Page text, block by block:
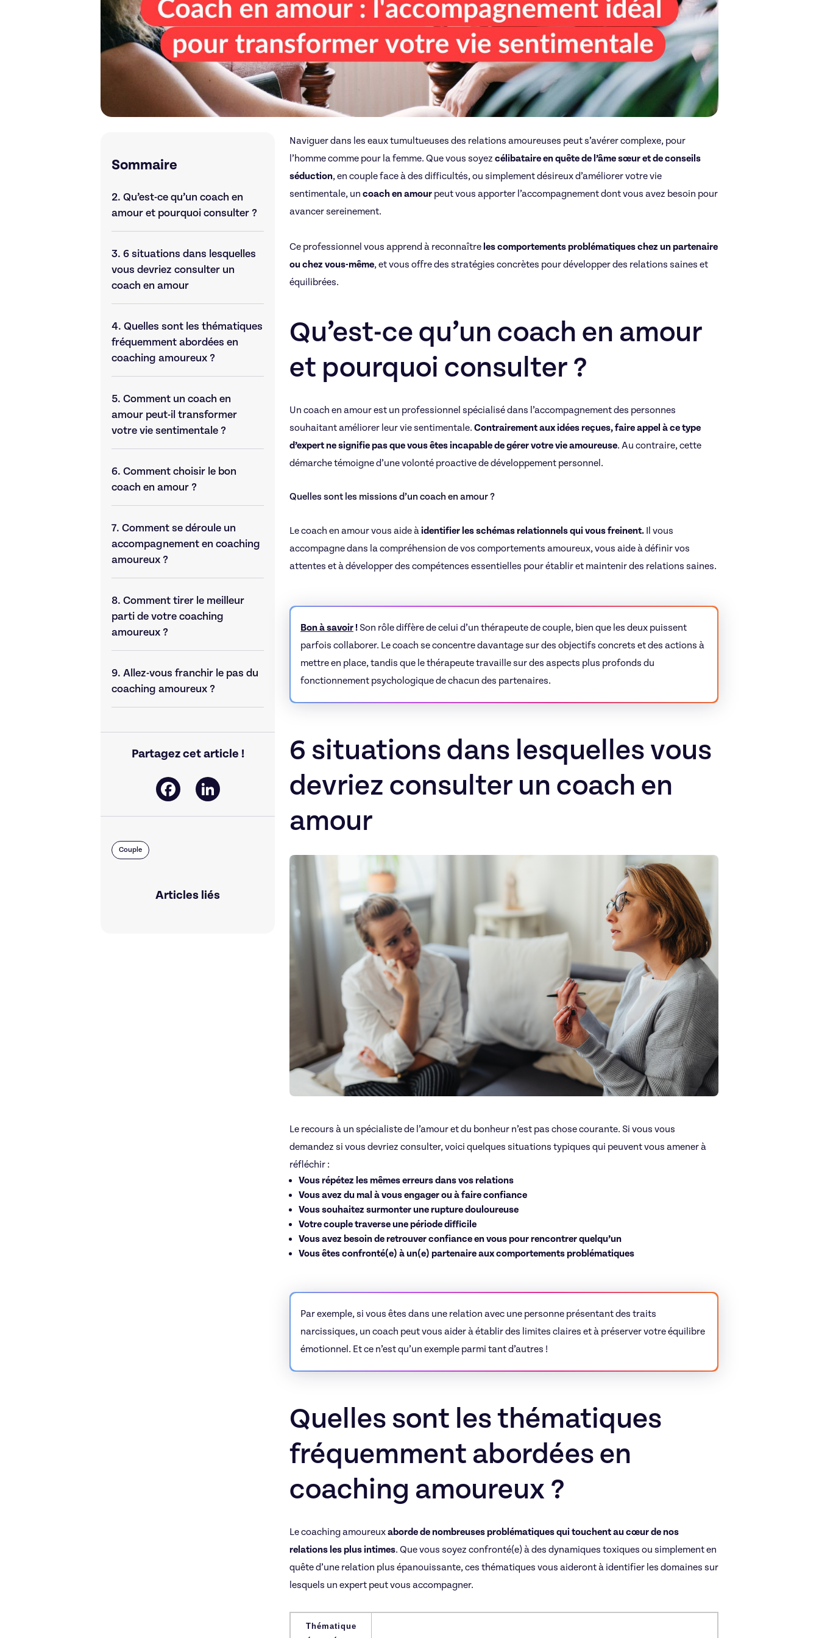
Sommaire
2. Qu’est-ce qu’un coach en
amour et pourquoi consulter ?
3. 6 situations dans lesquelles
vous devriez consulter un
coach en amour
4. Quelles sont les thématiques
fréquemment abordées en
coaching amoureux ?
5. Comment un coach en
amour peut-il transformer
votre vie sentimentale ?
6. Comment choisir le bon
coach en amour ?
7. Comment se déroule un
accompagnement en coaching
amoureux ?
8. Comment tirer le meilleur
parti de votre coaching
amoureux ?
9. Allez-vous franchir le pas du
coaching amoureux ?
Partagez cet article !
Facebook
LinkedIn
Couple
Articles liés
Naviguer dans les eaux tumultueuses des relations amoureuses peut s’avérer complexe, pour
l’homme comme pour la femme. Que vous soyez célibataire en quête de l’âme sœur et de conseils
séduction, en couple face à des difficultés, ou simplement désireux d’améliorer votre vie
sentimentale, un coach en amour peut vous apporter l’accompagnement dont vous avez besoin pour
avancer sereinement.
Ce professionnel vous apprend à reconnaîtreles comportements problématiques chez un partenaire
ou chez vous-même, et vous offre des stratégies concrètes pour développer des relations saines et
équilibrées.
Qu’est-ce qu’un coach en amour
et pourquoi consulter ?
Un coach en amour est un professionnel spécialisé dans l’accompagnement des personnes
souhaitant améliorer leur vie sentimentale. Contrairement aux idées reçues, faire appel à ce type
d’expert ne signifie pas que vous êtes incapable de gérer votre vie amoureuse. Au contraire, cette
démarche témoigne d’une volonté proactive de développement personnel.
Quelles sont les missions d’un coach en amour ?
Le coach en amour vous aide àidentifier les schémas relationnels qui vous freinent. Il vous
accompagne dans la compréhension de vos comportements amoureux, vous aide à définir vos
attentes et à développer des compétences essentielles pour établir et maintenir des relations saines.
Bon à savoir! Son rôle diffère de celui d’un thérapeute de couple, bien que les deux puissent
parfois collaborer. Le coach se concentre davantage sur des objectifs concrets et des actions à
mettre en place, tandis que le thérapeute travaille sur des aspects plus profonds du
fonctionnement psychologique de chacun des partenaires.
6 situations dans lesquelles vous
devriez consulter un coach en
amour
Le recours à un spécialiste de l’amour et du bonheur n’est pas chose courante. Si vous vous
demandez si vous devriez consulter, voici quelques situations typiques qui peuvent vous amener à
réfléchir :
Vous répétez les mêmes erreurs dans vos relations
Vous avez du mal à vous engager ou à faire confiance
Vous souhaitez surmonter une rupture douloureuse
Votre couple traverse une période difficile
Vous avez besoin de retrouver confiance en vous pour rencontrer quelqu’un
Vous êtes confronté(e) à un(e) partenaire aux comportements problématiques
Par exemple, si vous êtes dans une relation avec une personne présentant des traits
narcissiques, un coach peut vous aider à établir des limites claires et à préserver votre équilibre
émotionnel. Et ce n’est qu’un exemple parmi tant d’autres !
Quelles sont les thématiques
fréquemment abordées en
coaching amoureux ?
Le coaching amoureuxaborde de nombreuses problématiques qui touchent au cœur de nos
relations les plus intimes. Que vous soyez confronté(e) à des dynamiques toxiques ou simplement en
quête d’une relation plus épanouissante, ces thématiques vous aideront à identifier les domaines sur
lesquels un expert peut vous accompagner.
Thématique